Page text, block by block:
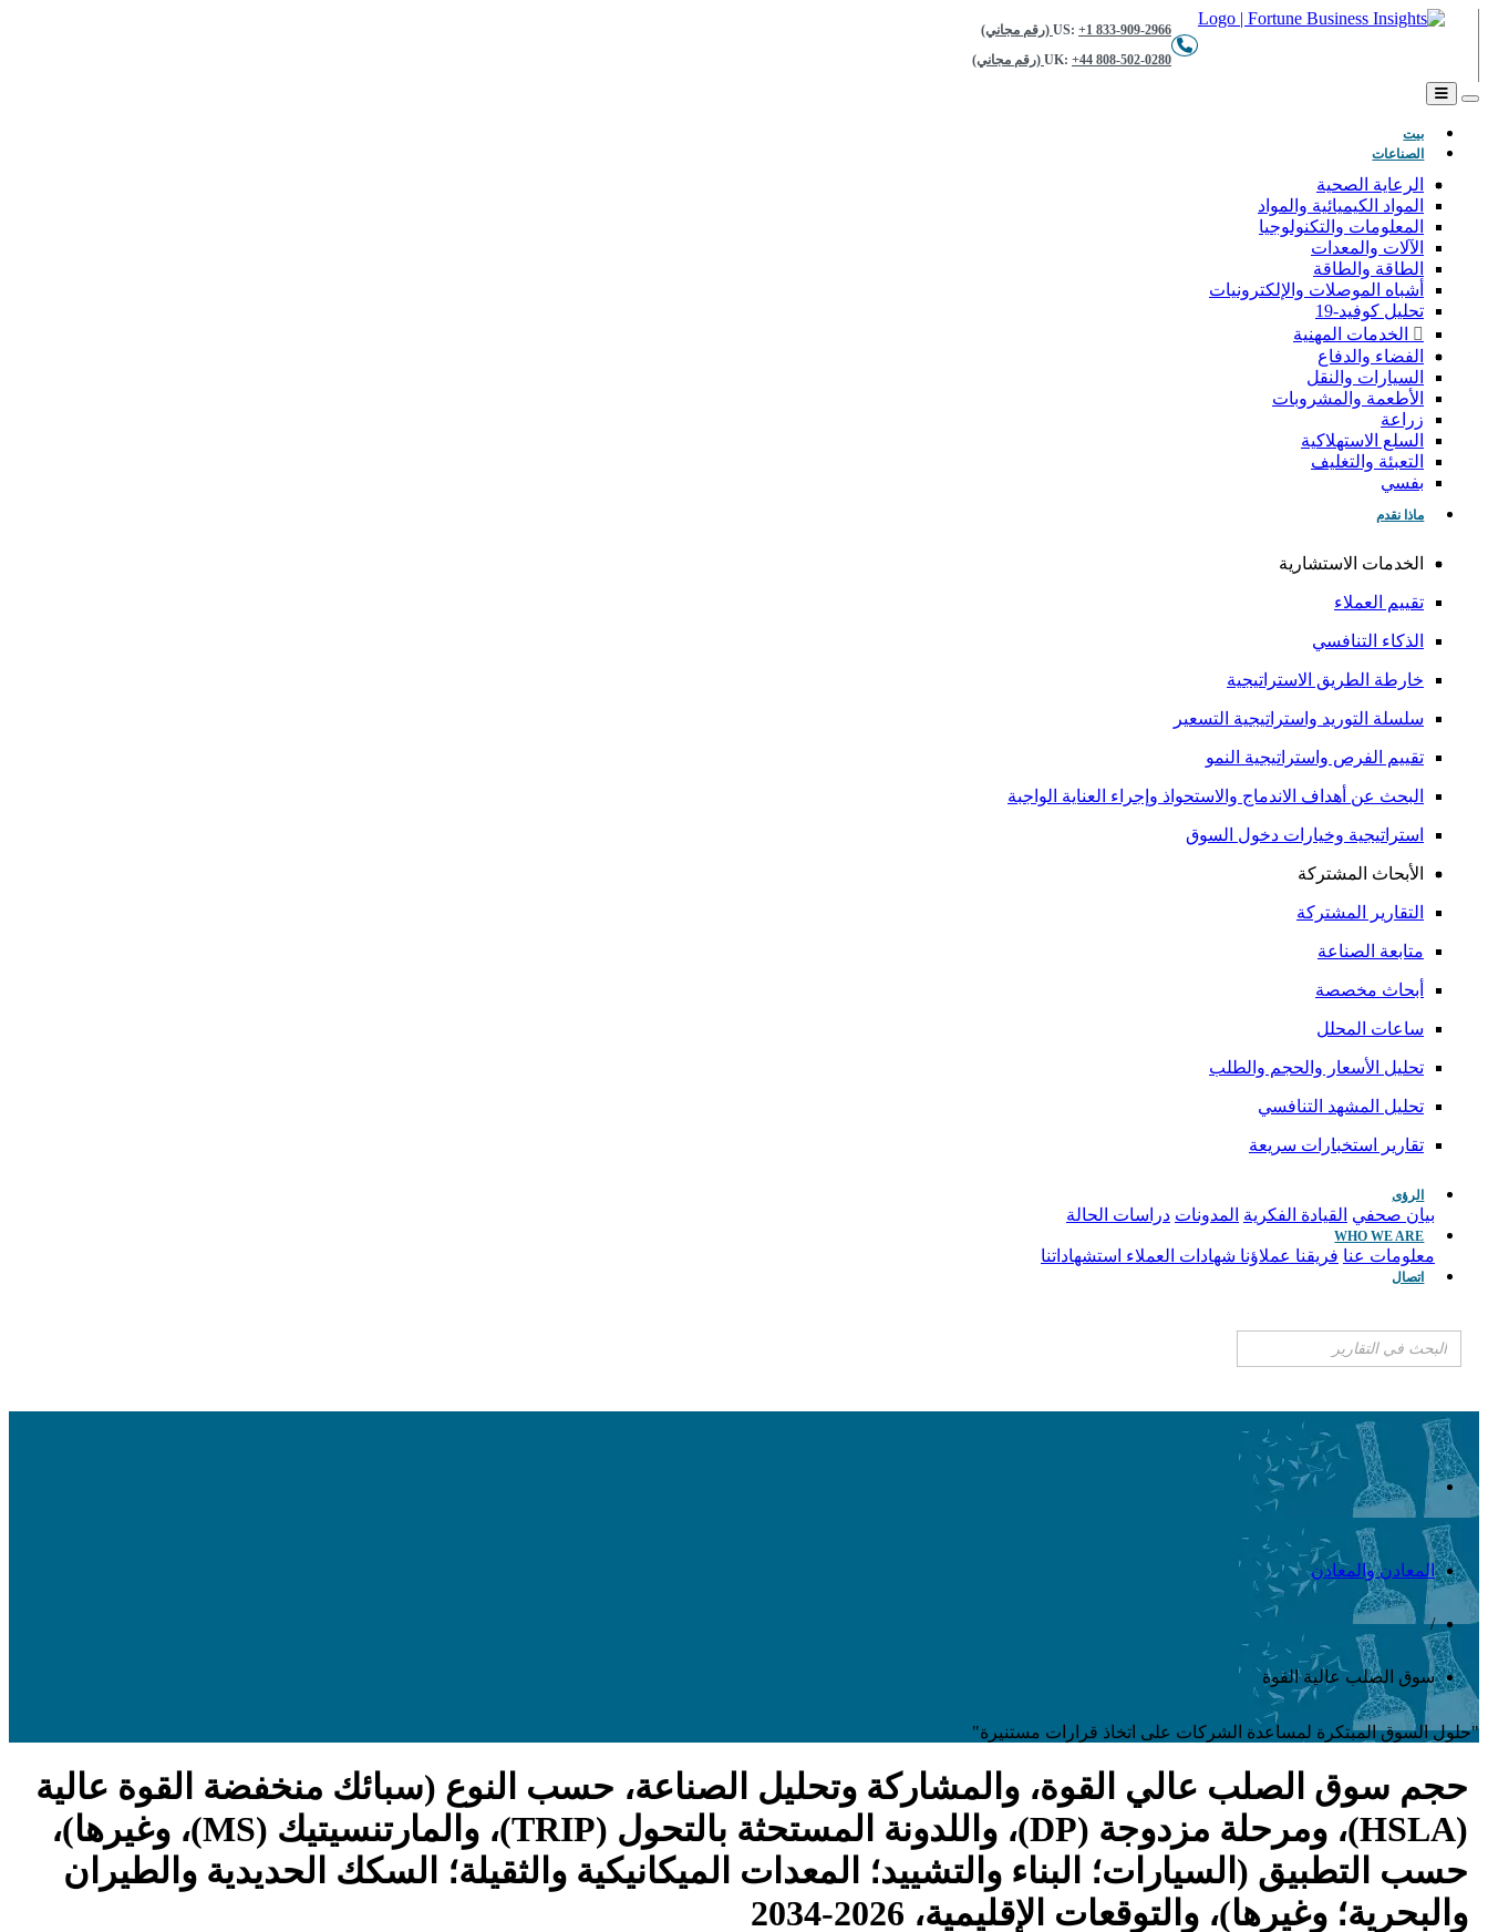
US: +1 833-909-2966 (رقم مجاني)
UK: +44 808-502-0280 (رقم مجاني)
بيت
الصناعات
الرعاية الصحية
المواد الكيميائية والمواد
المعلومات والتكنولوجيا
الآلات والمعدات
الطاقة والطاقة
أشباه الموصلات والإلكترونيات
تحليل كوفيد-19
الخدمات المهنية
الفضاء والدفاع
السيارات والنقل
الأطعمة والمشروبات
زراعة
السلع الاستهلاكية
التعبئة والتغليف
بفسي
ماذا نقدم
الخدمات الاستشارية
تقييم العملاء
الذكاء التنافسي
خارطة الطريق الاستراتيجية
سلسلة التوريد واستراتيجية التسعير
تقييم الفرص واستراتيجية النمو
البحث عن أهداف الاندماج والاستحواذ وإجراء العناية الواجبة
استراتيجية وخيارات دخول السوق
الأبحاث المشتركة
التقارير المشتركة
متابعة الصناعة
أبحاث مخصصة
ساعات المحلل
تحليل الأسعار والحجم والطلب
تحليل المشهد التنافسي
تقارير استخبارات سريعة
الرؤى
بيان صحفي القيادة الفكرية المدونات دراسات الحالة
WHO WE ARE
معلومات عنا فريقنا عملاؤنا شهادات العملاء استشهاداتنا
اتصال
المعادن والمعادن
/
سوق الصلب عالية القوة
"حلول السوق المبتكرة لمساعدة الشركات على اتخاذ قرارات مستنيرة"
حجم سوق الصلب عالي القوة، والمشاركة وتحليل الصناعة، حسب النوع (سبائك منخفضة القوة عالية
(HSLA)، ومرحلة مزدوجة (DP)، واللدونة المستحثة بالتحول (TRIP)، والمارتنسيتيك (MS)، وغيرها)،
حسب التطبيق (السيارات؛ البناء والتشييد؛ المعدات الميكانيكية والثقيلة؛ السكك الحديدية والطيران
والبحرية؛ وغيرها)، والتوقعات الإقليمية، 2026-2034